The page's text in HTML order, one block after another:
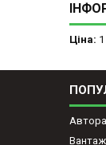
Ціна: